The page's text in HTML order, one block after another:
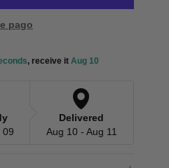
pago
, receive it Aug 10
09
Delivered
Aug 10 - Aug 11